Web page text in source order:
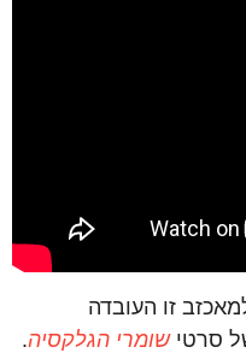
זו העובדה
סרטישומרי הגלקסיה.